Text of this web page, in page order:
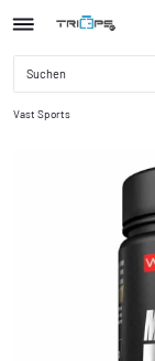
Vast Sports